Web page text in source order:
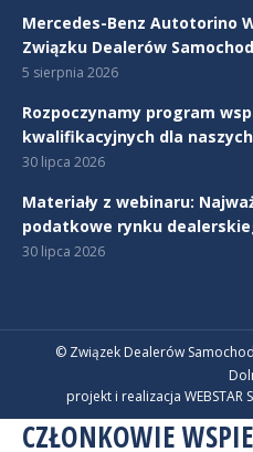
Mercedes-Benz Autotorino
Związku Dealerów
5 sierpnia 2026
Rozpoczynamy program
kwalifikacyjnych dla
30 lipca 2026
Materiały z webinaru:
podatkowe rynku
30 lipca 2026
© Związek Dealerów
projekt i realizacja WEBSTAR
CZŁONKOWIE